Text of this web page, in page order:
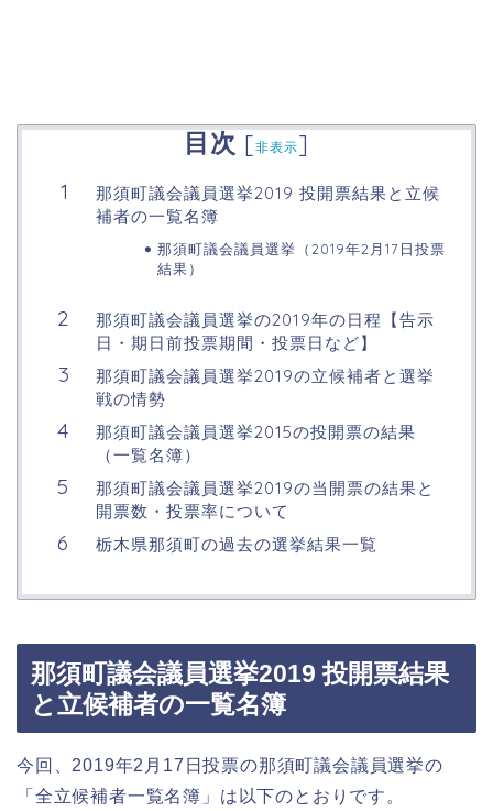
目次 [非表示]
那須町議会議員選挙2019 投開票結果と立候
補者の一覧名簿
那須町議会議員選挙（2019年2月17日投票
結果）
那須町議会議員選挙の2019年の日程【告示
日・期日前投票期間・投票日など】
那須町議会議員選挙2019の立候補者と選挙
戦の情勢
那須町議会議員選挙2015の投開票の結果
（一覧名簿）
那須町議会議員選挙2019の当開票の結果と
開票数・投票率について
栃木県那須町の過去の選挙結果一覧
那須町議会議員選挙2019 投開票結果
と立候補者の一覧名簿
今回、2019年2月17日投票の那須町議会議員選挙の
「全立候補者一覧名簿」は以下のとおりです。